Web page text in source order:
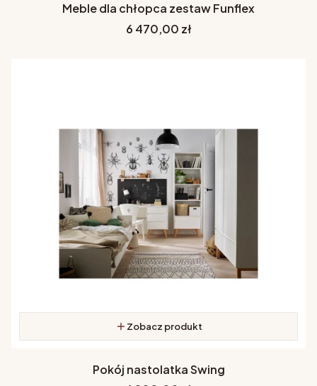
Meble dla chłopca zestaw Funflex
Cena
6 470,00 zł
Zobacz produkt
Pokój nastolatka Swing